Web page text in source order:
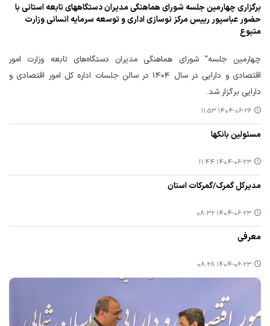
برگزاری چهارمین جلسه شورای هماهنگی مدیران دستگاههای تابعه استانی با
حضور عباسپور رییس مرکز نوسازی اداری و توسعه سرمایه انسانی وزارت
متبوع
چهارمین جلسه" شورای هماهنگی مدیران دستگاه‌های تابعه وزارت امور
اقتصادی و دارایی در سال 1404 در سالن جلسات اداره کل امور اقتصادی و
دارایی برگزار شد.
۱۴۰۴-۰۶-۲۶ ۱۱:۵۳
مسئولین بانکها
۱۴۰۴-۰۶-۲۳ ۱۱:۴۴
مدیرکل گمرک/گمرکات استان
۱۴۰۴-۰۶-۲۳ ۰۸:۳۲
معرفی
۱۴۰۴-۰۶-۲۳ ۰۸:۲۸